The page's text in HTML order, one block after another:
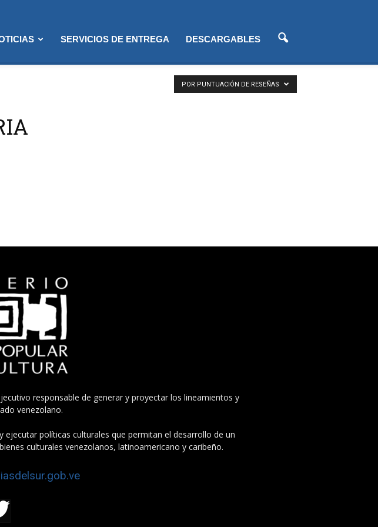
SERVICIOS DE ENTREGA DESCARGABLES
POR PUNTUACIÓN DE RESEÑAS
responsable de generar y proyectar los lineamientos y
venezolano.
políticas culturales que permitan el desarrollo de un
culturales venezolanos, latinoamericano y caribeño.